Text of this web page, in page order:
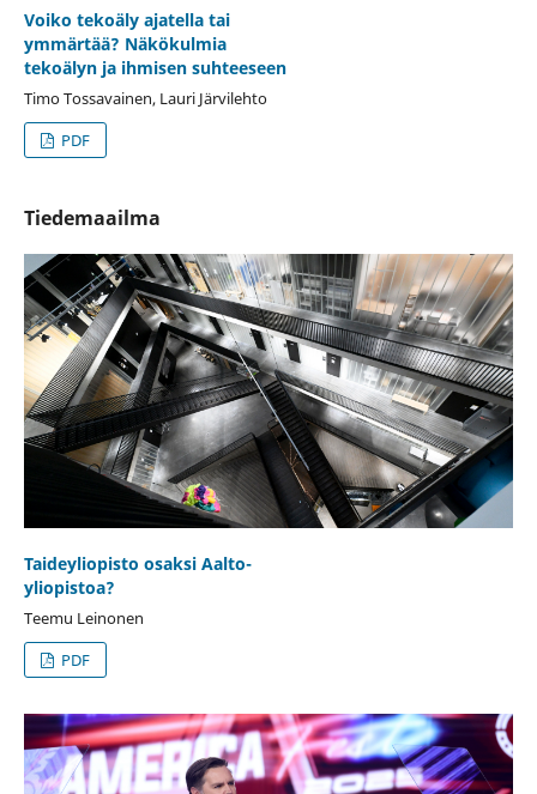
Voiko tekoäly ajatella tai
ymmärtää? Näkökulmia
tekoälyn ja ihmisen suhteeseen
Timo Tossavainen, Lauri Järvilehto
PDF
Tiedemaailma
Taideyliopisto osaksi Aalto-
yliopistoa?
Teemu Leinonen
PDF